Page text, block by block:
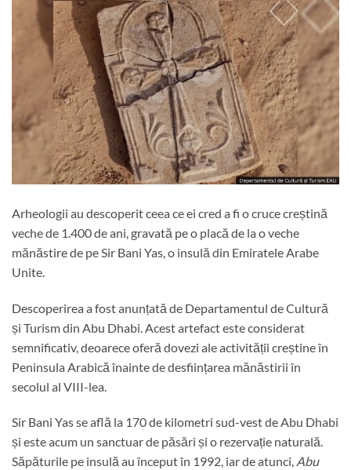
Arheologii au descoperit ceea ce ei cred a fi o cruce creștină
veche de 1.400 de ani, gravată pe o placă de la o veche
mănăstire de pe Sir Bani Yas, o insulă din Emiratele Arabe
Unite.
Descoperirea a fost anunțată de Departamentul de Cultură
și Turism din Abu Dhabi. Acest artefact este considerat
semnificativ, deoarece oferă dovezi ale activității creștine în
Peninsula Arabică înainte de desființarea mănăstirii în
secolul al VIII-lea.
Sir Bani Yas se află la 170 de kilometri sud-vest de Abu Dhabi
și este acum un sanctuar de păsări și o rezervație naturală.
Săpăturile pe insulă au început în 1992, iar de atunci, Abu